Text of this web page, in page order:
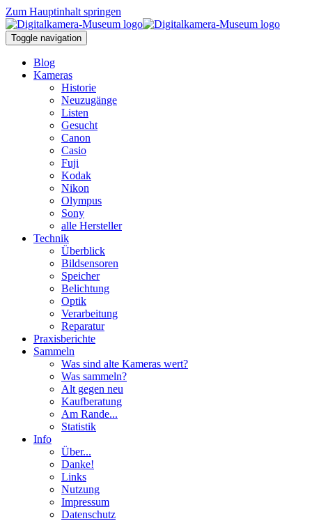
Zum Hauptinhalt springen
Toggle navigation
Blog
Kameras
Historie
Neuzugänge
Listen
Gesucht
Canon
Casio
Fuji
Kodak
Nikon
Olympus
Sony
alle Hersteller
Technik
Überblick
Bildsensoren
Speicher
Belichtung
Optik
Verarbeitung
Reparatur
Praxisberichte
Sammeln
Was sind alte Kameras wert?
Was sammeln?
Alt gegen neu
Kaufberatung
Am Rande...
Statistik
Info
Über...
Danke!
Links
Nutzung
Impressum
Datenschutz